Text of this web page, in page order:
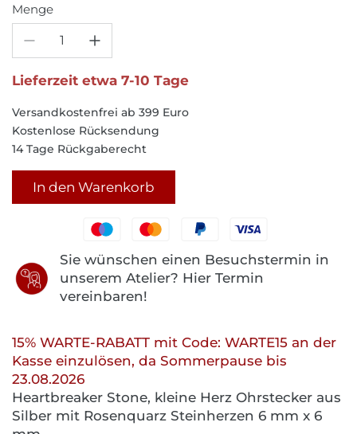
Menge
Lieferzeit etwa 7-10 Tage
Versandkostenfrei ab 399 Euro
Kostenlose Rücksendung
14 Tage Rückgaberecht
In den Warenkorb
Sie wünschen einen Besuchstermin in
unserem Atelier? Hier Termin
vereinbaren!
15% WARTE-RABATT mit Code: WARTE15 an der
Kasse einzulösen, da Sommerpause bis
23.08.2026
Heartbreaker Stone, kleine Herz Ohrstecker aus
Silber mit Rosenquarz Steinherzen 6 mm x 6